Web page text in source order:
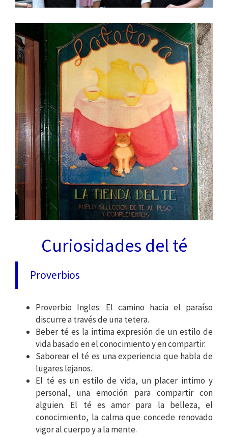
Curiosidades del té
Proverbios
Proverbio Ingles: El camino hacia el paraíso
discurre a través de una tetera.
Beber té es la intima expresión de un estilo de
vida basado en el conocimiento y en compartir.
Saborear el té es una experiencia que habla de
lugares lejanos.
El té es un estilo de vida, un placer intimo y
personal, una emoción para compartir con
alguien. El té es amor para la belleza, el
conocimiento, la calma que concede renovado
vigor al cuerpo y a la mente.